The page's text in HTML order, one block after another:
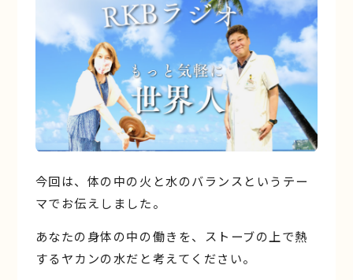
今回は、体の中の火と水のバランスというテー
マでお伝えしました。
あなたの身体の中の働きを、ストーブの上で熱
するヤカンの水だと考えてください。